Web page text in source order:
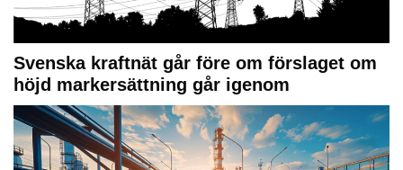
Svenska kraftnät går före om förslaget om
höjd markersättning går igenom